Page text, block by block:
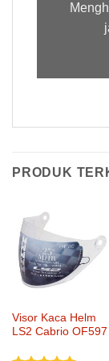
PRODUK
Visor Kaca Helm
LS2 Cabrio OF597